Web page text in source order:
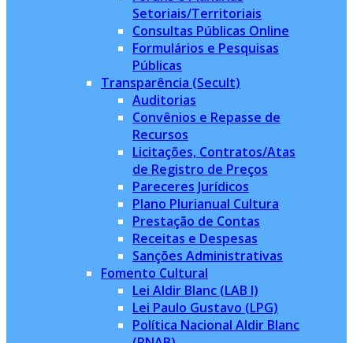
Setoriais/Territoriais
Consultas Públicas Online
Formulários e Pesquisas
Públicas
Transparência (Secult)
Auditorias
Convênios e Repasse de
Recursos
Licitações, Contratos/Atas
de Registro de Preços
Pareceres Jurídicos
Plano Plurianual Cultura
Prestação de Contas
Receitas e Despesas
Sanções Administrativas
Fomento Cultural
Lei Aldir Blanc (LAB I)
Lei Paulo Gustavo (LPG)
Política Nacional Aldir Blanc